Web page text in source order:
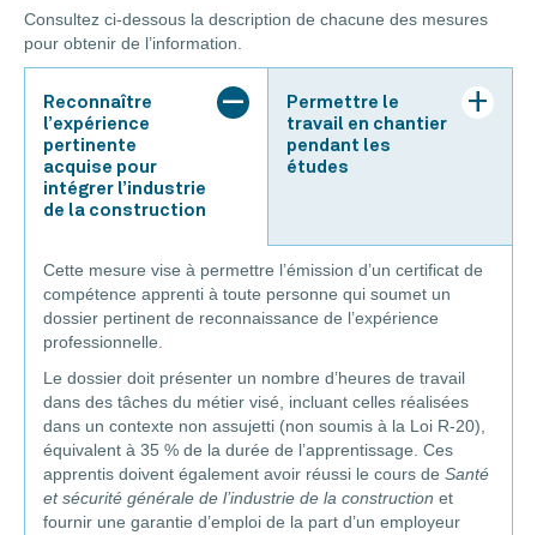
Consultez ci-dessous la description de chacune des mesures
pour obtenir de l’information.
Reconnaître
l’expérience
pertinente
acquise pour
intégrer l’industrie
de la construction
Permettre le
travail en chantier
pendant les
études
Cette mesure vise à permettre l’émission d’un certificat de
compétence apprenti à toute personne qui soumet un
dossier pertinent de reconnaissance de l’expérience
professionnelle.
Le dossier doit présenter un nombre d’heures de travail
dans des tâches du métier visé, incluant celles réalisées
dans un contexte non assujetti (non soumis à la Loi R-20),
équivalent à 35 % de la durée de l’apprentissage. Ces
apprentis doivent également avoir réussi le cours de Santé
et sécurité générale de l’industrie de la construction et
fournir une garantie d’emploi de la part d’un employeur